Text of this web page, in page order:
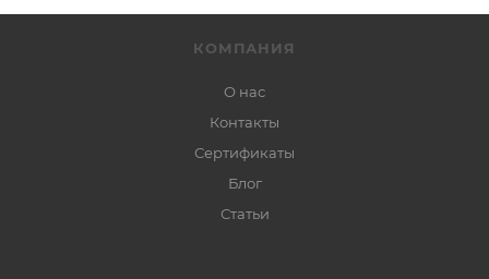
КОМПАНИЯ
О нас
Контакты
Сертификаты
Блог
Статьи